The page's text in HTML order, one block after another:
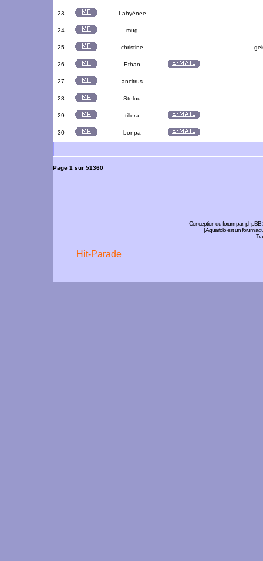
23 Lahyènee
24 mug
25 christine
26 Ethan
27 ancitrus
28 Stelou
29 tillera
30 bonpa
Page 1 sur 51360
Conception du forum par:phpBB
| Aquariolo est un forum